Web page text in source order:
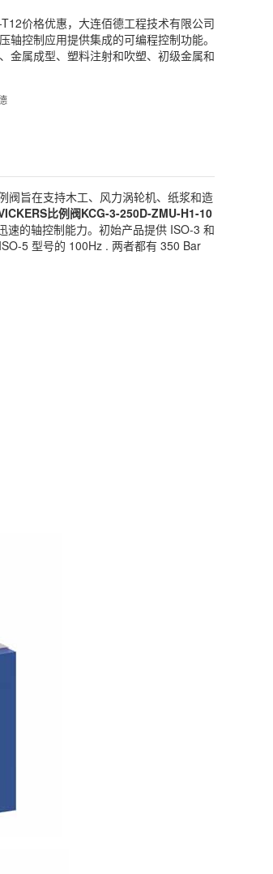
价格优惠，大连佰德工程技术有限公司
控制应用提供集成的可编程控制功能。
金属成型、塑料注射和吹塑、初级金属和
阀旨在支持木工、风力涡轮机、纸浆和造
比例阀KCG-3-250D-ZMU-H1-10
速的轴控制能力。初始产品提供 ISO-3 和
5 型号的 100Hz . 两者都有 350 Bar